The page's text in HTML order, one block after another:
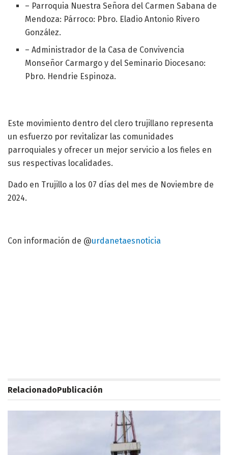
– Parroquia Nuestra Señora del Carmen Sabana de
Mendoza: Párroco: Pbro. Eladio Antonio Rivero
González.
– Administrador de la Casa de Convivencia
Monseñor Carmargo y del Seminario Diocesano:
Pbro. Hendrie Espinoza.
Este movimiento dentro del clero trujillano representa
un esfuerzo por revitalizar las comunidades
parroquiales y ofrecer un mejor servicio a los fieles en
sus respectivas localidades.
Dado en Trujillo a los 07 días del mes de Noviembre de
2024.
Con información de @urdanetaesnoticia
RelacionadoPublicación